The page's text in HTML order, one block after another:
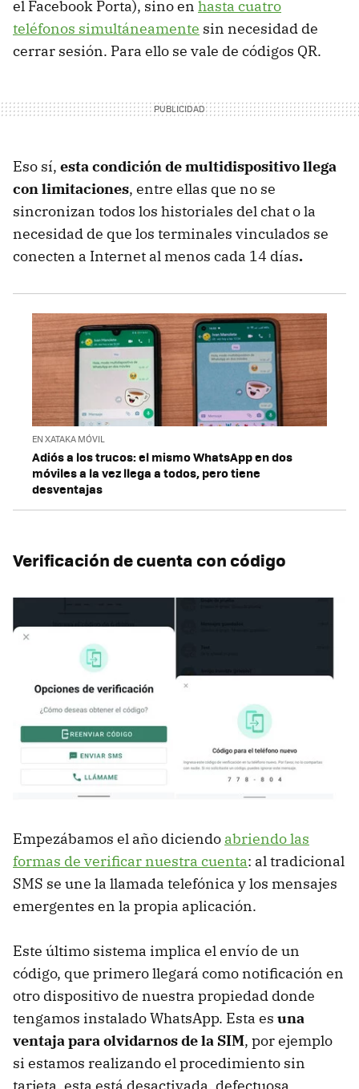
el Facebook Porta), sino en hasta cuatro
teléfonos simultáneamente sin necesidad de
cerrar sesión. Para ello se vale de códigos QR.
Eso sí, esta condición de multidispositivo llega
con limitaciones, entre ellas que no se
sincronizan todos los historiales del chat o la
necesidad de que los terminales vinculados se
conecten a Internet al menos cada 14 días.
EN XATAKA MÓVIL
Adiós a los trucos: el mismo WhatsApp en dos
móviles a la vez llega a todos, pero tiene
desventajas
Verificación de cuenta con código
Empezábamos el año diciendo abriendo las
formas de verificar nuestra cuenta: al tradicional
SMS se une la llamada telefónica y los mensajes
emergentes en la propia aplicación.
Este último sistema implica el envío de un
código, que primero llegará como notificación en
otro dispositivo de nuestra propiedad donde
tengamos instalado WhatsApp. Esta es una
ventaja para olvidarnos de la SIM, por ejemplo
si estamos realizando el procedimiento sin
tarjeta, esta está desactivada, defectuosa